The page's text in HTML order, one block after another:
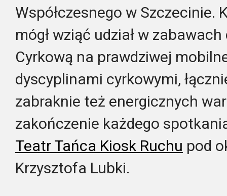
Współczesnego w Szczecinie.
mógł wziąć udział w
Cyrkową na prawdziwej
dyscyplinami cyrkowymi,
zabraknie też energicznych
zakończenie każdego
Teatr Tańca Kiosk Ruchu pod
Krzysztofa Lubki.